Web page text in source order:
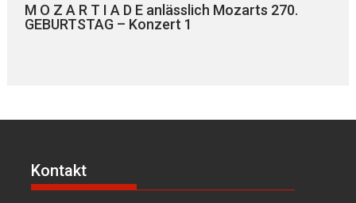
M O Z A R T I A D E anlässlich Mozarts 270.
GEBURTSTAG – Konzert 1
Kontakt